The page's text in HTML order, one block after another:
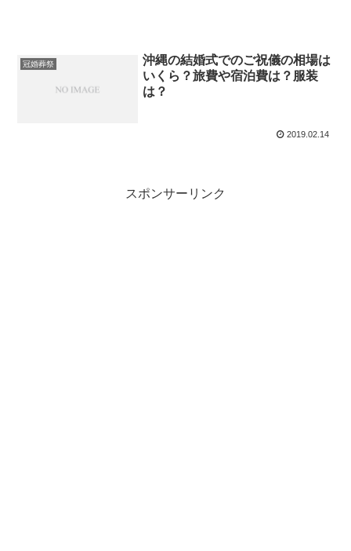
冠婚葬祭
沖縄の結婚式でのご祝儀の相場は
いくら？旅費や宿泊費は？服装
は？
2019.02.14
スポンサーリンク